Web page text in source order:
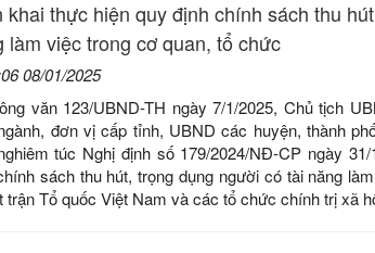
khai thực hiện quy định chính sách thu
làm việc trong cơ quan, tổ chức
08/01/2025
văn 123/UBND-TH ngày 7/1/2025, Chủ tịch
đơn vị cấp tỉnh, UBND các huyện, thành
túc Nghị định số 179/2024/NĐ-CP ngày
sách thu hút, trọng dụng người có tài năng
Tổ quốc Việt Nam và các tổ chức chính trị xã